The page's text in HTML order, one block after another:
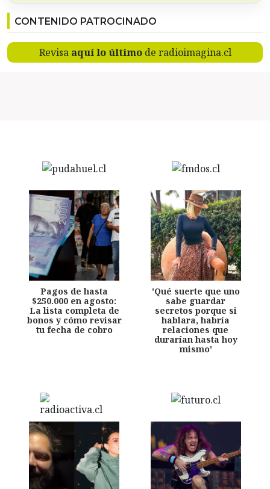
CONTENIDO PATROCINADO
Revisa aquí lo últimode radioimagina.cl
Pagos de hasta
$250.000 en agosto:
La lista completa de
bonos y cómo revisar
tu fecha de cobro
'Qué suerte que uno
sabe guardar
secretos porque si
hablara, habría
relaciones que
durarían hasta hoy
mismo'